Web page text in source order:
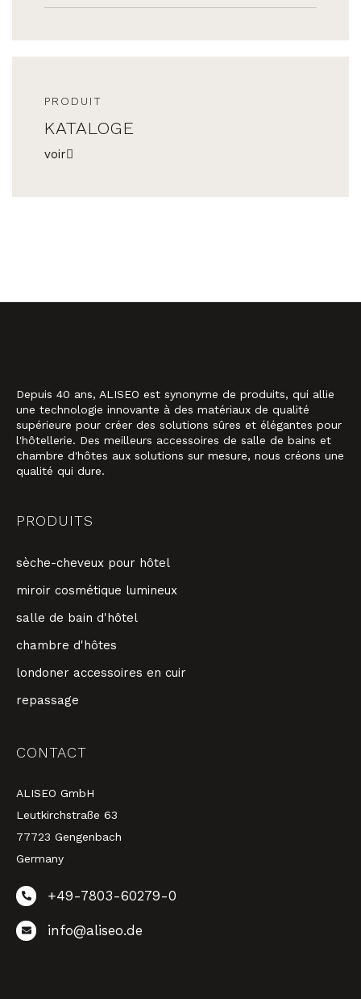
PRODUIT
KATALOGE
voir
Depuis 40 ans, ALISEO est synonyme de produits, qui allie
une technologie innovante à des matériaux de qualité
supérieure pour créer des solutions sûres et élégantes pour
l'hôtellerie. Des meilleurs accessoires de salle de bains et
chambre d'hôtes aux solutions sur mesure, nous créons une
qualité qui dure.
PRODUITS
sèche-cheveux pour hôtel
miroir cosmétique lumineux
salle de bain d'hôtel
chambre d'hôtes
londoner accessoires en cuir
repassage
CONTACT
ALISEO GmbH
Leutkirchstraße 63
77723 Gengenbach
Germany
+49-7803-60279-0
info@aliseo.de